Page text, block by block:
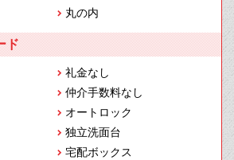
丸の内
ド
礼金なし
仲介手数料なし
オートロック
独立洗面台
宅配ボックス